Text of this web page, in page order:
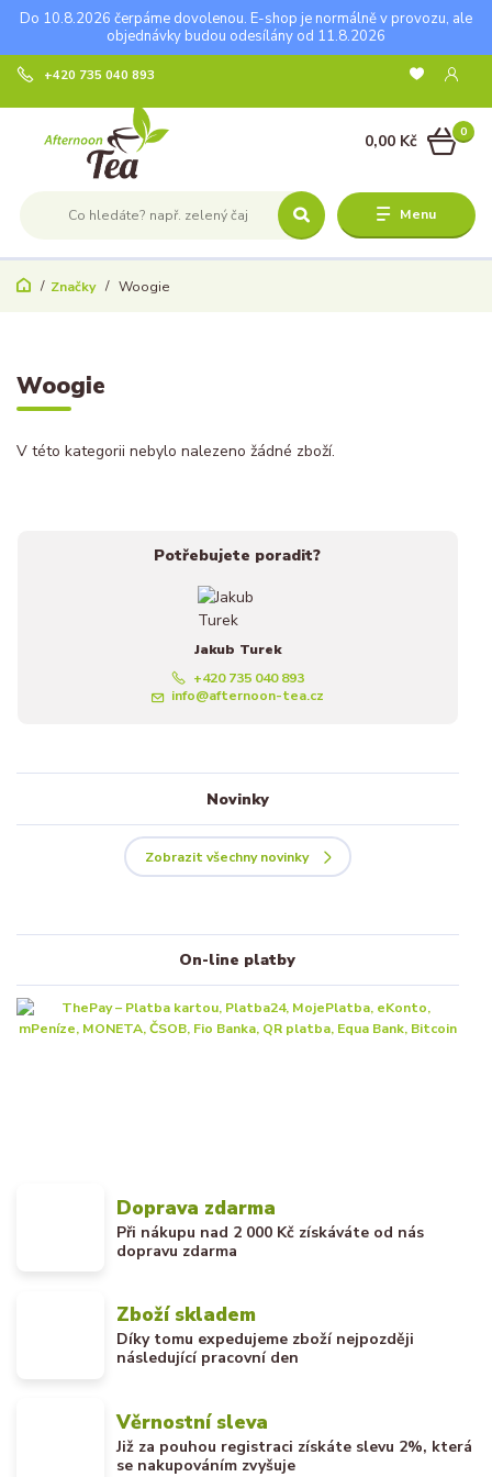
Do 10.8.2026 čerpáme dovolenou. E-shop je normálně v provozu, ale
objednávky budou odesílány od 11.8.2026
Menu
+420 735 040 893
0
0,00 Kč
Značky Woogie
Woogie
V této kategorii nebylo nalezeno žádné zboží.
Potřebujete poradit?
Jakub Turek
+420 735 040 893
info@afternoon-tea.cz
Novinky
Zobrazit všechny novinky
On-line platby
Doprava zdarma
Při nákupu nad 2 000 Kč získáváte od nás
dopravu zdarma
Zboží skladem
Díky tomu expedujeme zboží nejpozději
následující pracovní den
Věrnostní sleva
Již za pouhou registraci získáte slevu 2%, která
se nakupováním zvyšuje